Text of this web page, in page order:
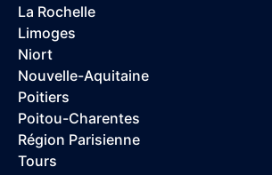
La Rochelle
Limoges
Niort
Nouvelle-Aquitaine
Poitiers
Poitou-Charentes
Région Parisienne
Tours